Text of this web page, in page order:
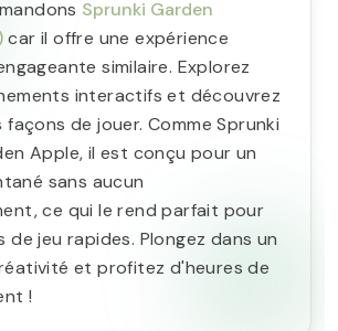
Sprunki Garden
car il offre une expérience
similaire. Explorez
interactifs et découvrez
façons de jouer. Comme Sprunki
Apple, il est conçu pour un
sans aucun
ce qui le rend parfait pour
de jeu rapides. Plongez dans un
et profitez d'heures de
!